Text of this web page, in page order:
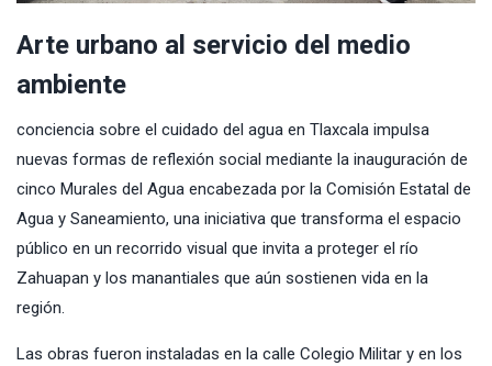
Arte urbano al servicio del medio
ambiente
conciencia sobre el cuidado del agua en Tlaxcala impulsa
nuevas formas de reflexión social mediante la inauguración de
cinco Murales del Agua encabezada por la Comisión Estatal de
Agua y Saneamiento, una iniciativa que transforma el espacio
público en un recorrido visual que invita a proteger el río
Zahuapan y los manantiales que aún sostienen vida en la
región.
Las obras fueron instaladas en la calle Colegio Militar y en los